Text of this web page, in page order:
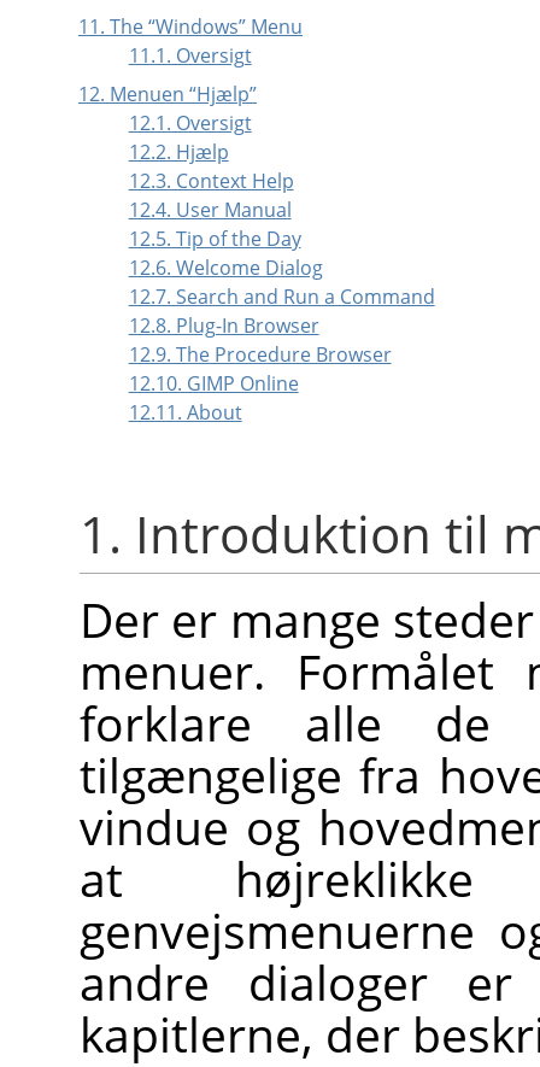
11. The“Windows” Menu
11.1. Oversigt
12. Menuen “Hjælp”
12.1. Oversigt
12.2. Hjælp
12.3. Context Help
12.4. User Manual
12.5. Tip of the Day
12.6. Welcome Dialog
12.7. Search and Run a Command
12.8. Plug-In Browser
12.9. The Procedure Browser
12.10. GIMP Online
12.11. About
1. Introduktion til
Der er mange
menuer.
forklare alle de
tilgængelige fra
vindue og
at
genvejsmenuerne
andre dialoger er
kapitlerne, der